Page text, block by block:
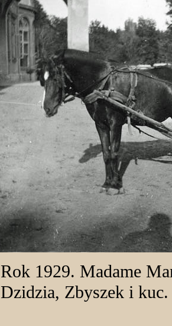
Rok 1929. Madame
Dzidzia, Zbyszek i kuc.